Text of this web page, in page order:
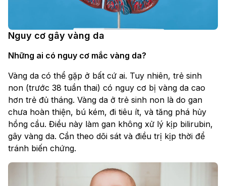
Nguy cơ gây vàng da
Những ai có nguy cơ mắc vàng da?
Vàng da có thể gặp ở bất cứ ai. Tuy nhiên, trẻ sinh
non (trước 38 tuần thai) có nguy cơ bị vàng da cao
hơn trẻ đủ tháng. Vàng da ở trẻ sinh non là do gan
chưa hoàn thiện, bú kém, đi tiêu ít, và tăng phá hủy
hồng cầu. Điều này làm gan không xử lý kịp bilirubin,
gây vàng da. Cần theo dõi sát và điều trị kịp thời để
tránh biến chứng.